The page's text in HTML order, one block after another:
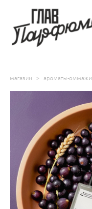
магазин > ароматы-оммажи